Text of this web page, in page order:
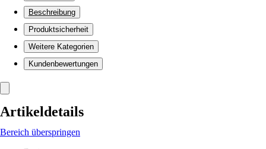
Beschreibung
Produktsicherheit
Weitere Kategorien
Kundenbewertungen
Artikeldetails
Bereich überspringen